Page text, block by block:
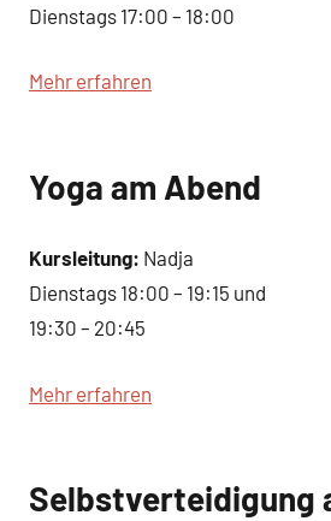
Dienstags 17:00 – 18:00
Mehr erfahren
Yoga am Abend
Kursleitung: Nadja
Dienstags 18:00 – 19:15 und
19:30 – 20:45
Mehr erfahren
Selbstverteidigung